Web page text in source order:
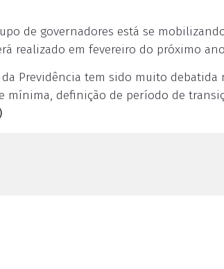
de governadores está se
realizado em fevereiro do próximo
Previdência tem sido muito debatida
mínima, definição de período de